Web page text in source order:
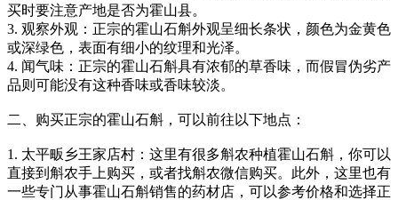
买时要注意产地是否为霍山县。
3. 观察外观：正宗的霍山石斛外观呈细长条状，颜色为金黄色
或深绿色，表面有细小的纹理和光泽。
4. 闻气味：正宗的霍山石斛具有浓郁的草香味，而假冒伪劣产
品则可能没有这种香味或香味较淡。
二、购买正宗的霍山石斛，可以前往以下地点：
1. 太平畈乡王家店村：这里有很多斛农种植霍山石斛，你可以
直接到斛农手上购买，或者找斛农微信购买。此外，这里也有
一些专门从事霍山石斛销售的药材店，可以参考价格和选择正